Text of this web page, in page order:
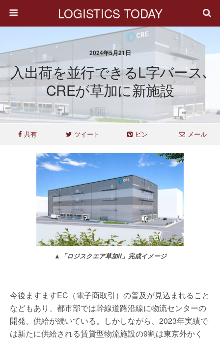
LOGISTICS TODAY
2024年5月21日
入出荷を並行できるL字バース､
CREが草加に新施設
共有 ツイート ピン メール
▲「ロジスクエア草加II」完成イメージ
今後ますますEC（電子商取引）の普及が見込まれること
などもあり、都市部では幹線道路沿線に物流センターの
開発、供給が続いている。しかしながら、2023年実績で
は新たに供給される賃貸型物流施設の9割は東京外かく